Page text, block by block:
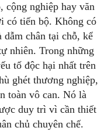
cộng nghiệp hay văn
có tiến bộ. Không có
chân tại chỗ, kể
nhiên. Trong những
tố độc hại nhất trên
ghét thương nghiệp,
toàn vô can. Nó là
duy trì vì cần thiết
chủ chuyên chế.